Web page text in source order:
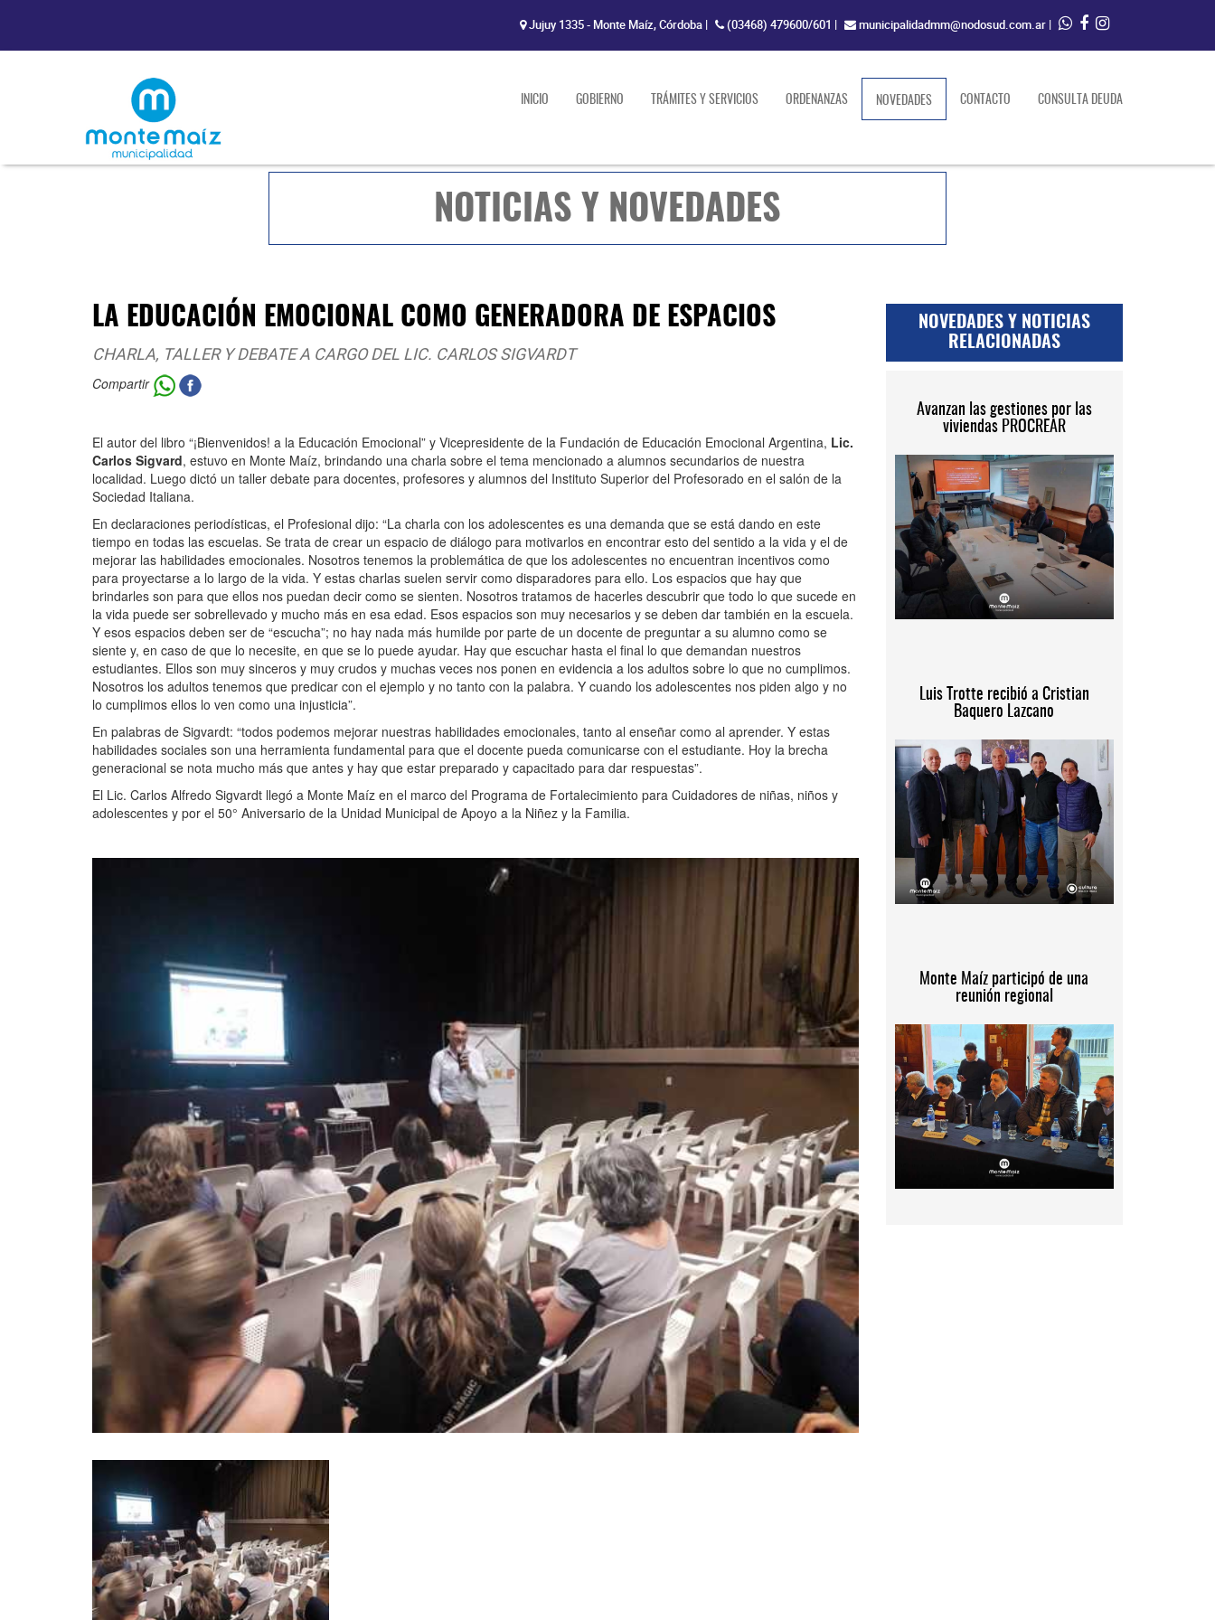
Jujuy 1335 - Monte Maíz, Córdoba | (03468) 479600/601 | municipalidadmm@nodosud.com.ar |
INICIO GOBIERNO TRÁMITES Y SERVICIOS ORDENANZAS NOVEDADES(current)CONTACTO CONSULTA DEUDA
NOTICIAS Y NOVEDADES
LA EDUCACIÓN EMOCIONAL COMO GENERADORA DE ESPACIOS
CHARLA, TALLER Y DEBATE A CARGO DEL LIC. CARLOS SIGVARDT
Compartir
El autor del libro “¡Bienvenidos! a la Educación Emocional” y Vicepresidente de la Fundación de Educación Emocional Argentina, Lic.
Carlos Sigvard, estuvo en Monte Maíz, brindando una charla sobre el tema mencionado a alumnos secundarios de nuestra
localidad. Luego dictó un taller debate para docentes, profesores y alumnos del Instituto Superior del Profesorado en el salón de la
Sociedad Italiana.
En declaraciones periodísticas, el Profesional dijo: “La charla con los adolescentes es una demanda que se está dando en este
tiempo en todas las escuelas. Se trata de crear un espacio de diálogo para motivarlos en encontrar esto del sentido a la vida y el de
mejorar las habilidades emocionales. Nosotros tenemos la problemática de que los adolescentes no encuentran incentivos como
para proyectarse a lo largo de la vida. Y estas charlas suelen servir como disparadores para ello. Los espacios que hay que
brindarles son para que ellos nos puedan decir como se sienten. Nosotros tratamos de hacerles descubrir que todo lo que sucede en
la vida puede ser sobrellevado y mucho más en esa edad. Esos espacios son muy necesarios y se deben dar también en la escuela.
Y esos espacios deben ser de “escucha”; no hay nada más humilde por parte de un docente de preguntar a su alumno como se
siente y, en caso de que lo necesite, en que se lo puede ayudar. Hay que escuchar hasta el final lo que demandan nuestros
estudiantes. Ellos son muy sinceros y muy crudos y muchas veces nos ponen en evidencia a los adultos sobre lo que no cumplimos.
Nosotros los adultos tenemos que predicar con el ejemplo y no tanto con la palabra. Y cuando los adolescentes nos piden algo y no
lo cumplimos ellos lo ven como una injusticia”.
En palabras de Sigvardt: “todos podemos mejorar nuestras habilidades emocionales, tanto al enseñar como al aprender. Y estas
habilidades sociales son una herramienta fundamental para que el docente pueda comunicarse con el estudiante. Hoy la brecha
generacional se nota mucho más que antes y hay que estar preparado y capacitado para dar respuestas”.
El Lic. Carlos Alfredo Sigvardt llegó a Monte Maíz en el marco del Programa de Fortalecimiento para Cuidadores de niñas, niños y
adolescentes y por el 50° Aniversario de la Unidad Municipal de Apoyo a la Niñez y la Familia.
NOVEDADES Y NOTICIAS
RELACIONADAS
Avanzan las gestiones por las
viviendas PROCREAR
Luis Trotte recibió a Cristian
Baquero Lazcano
Monte Maíz participó de una
reunión regional